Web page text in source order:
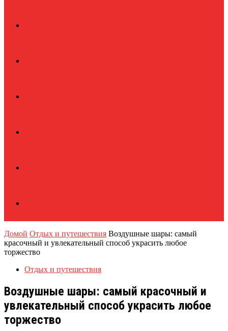
Домой Отдых и путешествия Воздушные шары: самый
красочный и увлекательный способ украсить любое
торжество
Отдых и путешествия
Воздушные шары: самый красочный и
увлекательный способ украсить любое
торжество